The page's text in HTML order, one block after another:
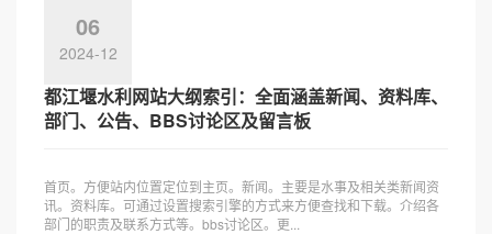
06
2024-12
都江堰水利网站大纲索引：全面涵盖新闻、资料库、
部门、公告、BBS讨论区及留言板
首页。方便站内位置定位到主页。新闻。主要是水事及相关类新闻资
讯。资料库。可通过设置搜索引擎的方式来方便查找和下载。介绍各
部门的职责及联系方式等。bbs讨论区。更...